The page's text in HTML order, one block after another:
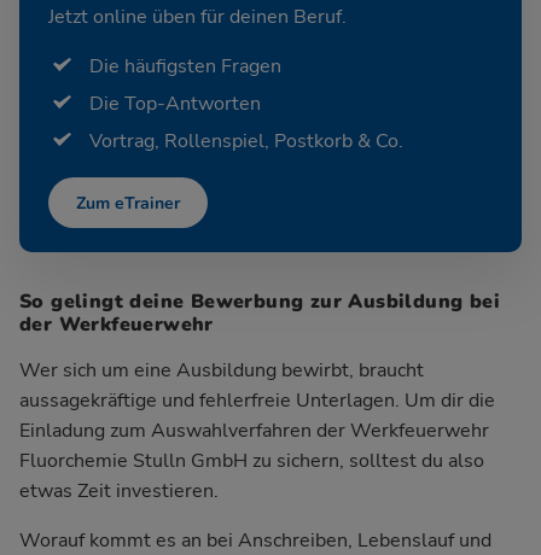
Jetzt online üben für deinen Beruf.
Die häufigsten Fragen
Die Top-Antworten
Vortrag, Rollenspiel, Postkorb & Co.
Zum eTrainer
So gelingt deine Bewerbung zur Ausbildung bei
der Werkfeuerwehr
Wer sich um eine Ausbildung bewirbt, braucht
aussagekräftige und fehlerfreie Unterlagen. Um dir die
Einladung zum Auswahlverfahren der Werkfeuerwehr
Fluorchemie Stulln GmbH zu sichern, solltest du also
etwas Zeit investieren.
Worauf kommt es an bei Anschreiben, Lebenslauf und